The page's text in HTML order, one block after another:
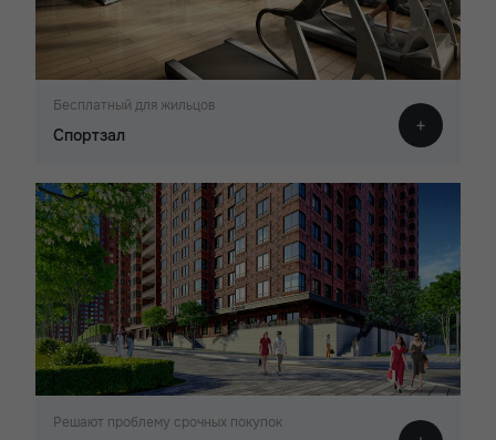
Бесплатный для жильцов
Спортзал
Решают проблему срочных покупок